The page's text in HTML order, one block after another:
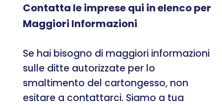
Contatta le imprese qui in elenco per
Maggiori Informazioni
Se hai bisogno di maggiori informazioni
sulle ditte autorizzate per lo
smaltimento del cartongesso, non
esitare a contattarci. Siamo a tua